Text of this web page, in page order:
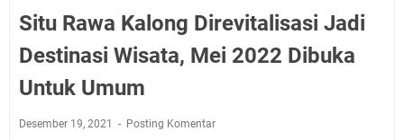
Situ Rawa Kalong Direvitalisasi Jadi
Destinasi Wisata, Mei 2022 Dibuka
Untuk Umum
Desember 19, 2021 Posting Komentar